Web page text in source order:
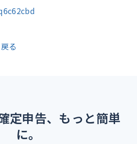
る
定申告、もっと簡単
に。